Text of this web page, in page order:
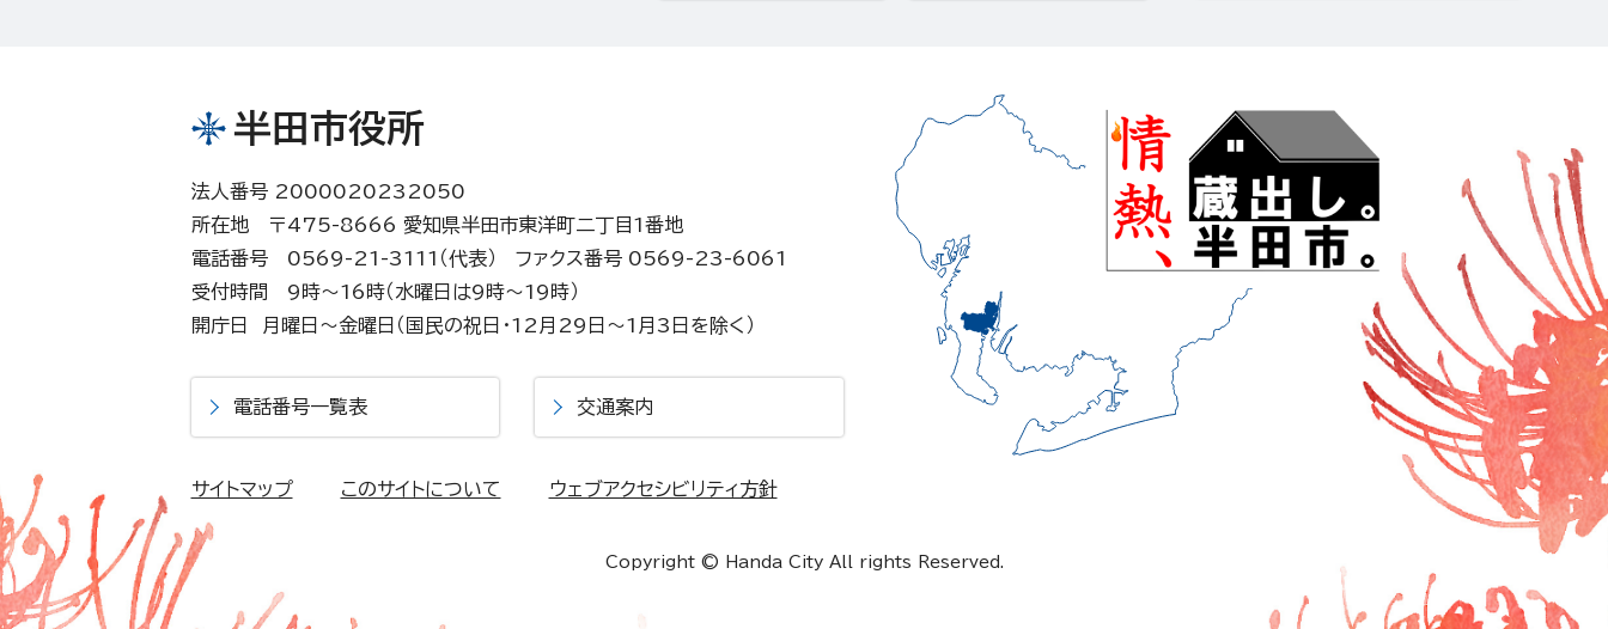
半田市役所
法人番号 2000020232050
所在地 〒475-8666 愛知県半田市東洋町二丁目1番地
電話番号 0569-21-3111（代表） ファクス番号 0569-23-6061
受付時間 9時～16時（水曜日は9時～19時）
開庁日 月曜日～金曜日（国民の祝日・12月29日～1月3日を除く）
電話番号一覧表 交通案内
サイトマップ このサイトについて ウェブアクセシビリティ方針
Copyright © Handa City All rights Reserved.